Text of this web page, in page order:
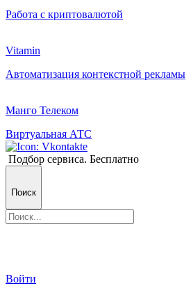
Работа с криптовалютой
Vitamin
Автоматизация контекстной рекламы
Манго Телеком
Виртуальная АТС
Подбор сервиса. Бесплатно
Поиск
Войти